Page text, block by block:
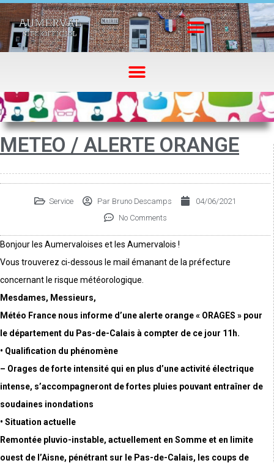
METEO / ALERTE ORANGE
Service Par Bruno Descamps
04/06/2021
No Comments
Bonjour les Aumervaloises et les Aumervalois !
Vous trouverez ci-dessous le mail émanant de la préfecture
concernant le risque météorologique.
Mesdames, Messieurs,
Météo France nous informe d’une alerte orange « ORAGES » pour
le département du Pas-de-Calais à compter de ce jour 11h.
• Qualification du phénomène
– Orages de forte intensité qui en plus d’une activité électrique
intense, s’accompagneront de fortes pluies pouvant entraîner de
soudaines inondations
• Situation actuelle
Remontée pluvio-instable, actuellement en Somme et en limite
ouest de l’Aisne, pénétrant sur le Pas-de-Calais, les coups de